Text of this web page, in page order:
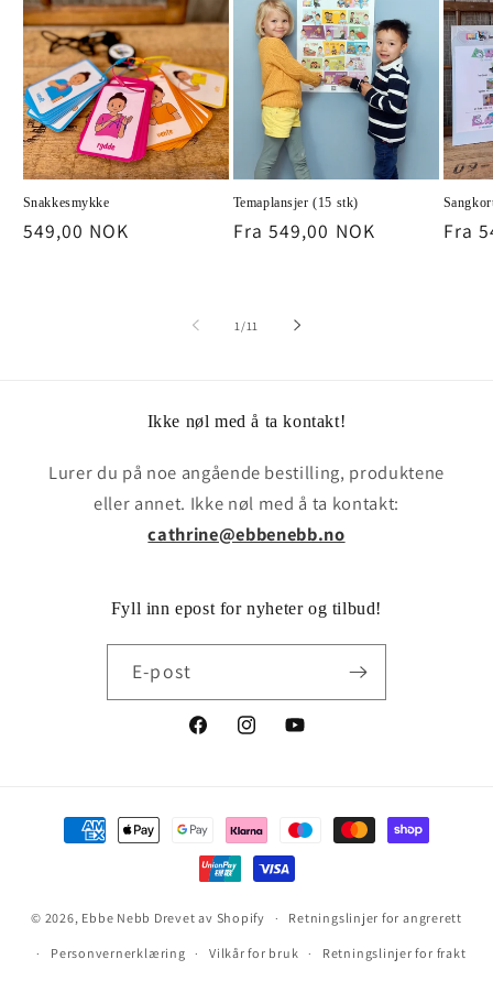
Snakkesmykke
Vanlig
549,00 NOK
Temaplansjer (15 stk)
Vanlig
Fra 549,00 NOK Fra
1 /av
11
Ikke nøl med å ta kontakt!
Lurer du på noe angående bestilling, produktene
eller annet. Ikke nøl med å ta kontakt:
cathrine@ebbenebb.no
Fyll inn epost for nyheter og tilbud!
E-post
FacebookInstagramYouTube
Betalingsmåter
© 2026, Ebbe Nebb Drevet av Shopify Retningslinjer for angrerett
Personvernerklæring Vilkår for bruk Retningslinjer for frakt